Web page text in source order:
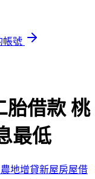
帳號
胎借款 桃
最低